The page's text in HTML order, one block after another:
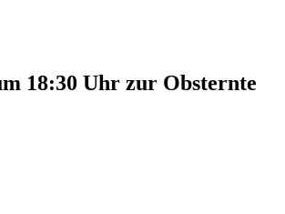
18:30 Uhr zur Obsternte